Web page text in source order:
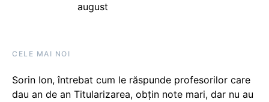
august
CELE MAI NOI
Sorin Ion, întrebat cum le răspunde profesorilor care
dau an de an Titularizarea, obțin note mari, dar nu au